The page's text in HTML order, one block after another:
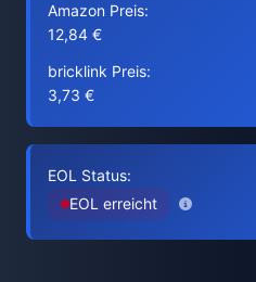
Amazon Preis:
12,84 €
bricklink Preis:
3,73 €
EOL Status:
EOL erreicht